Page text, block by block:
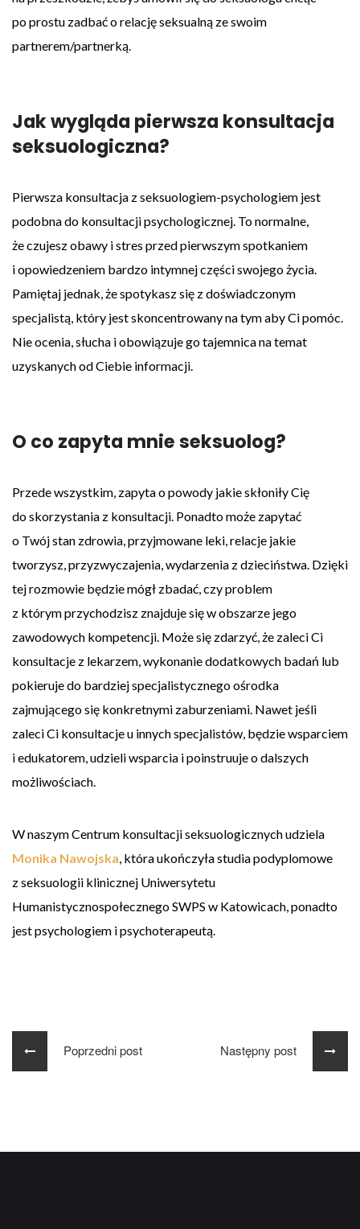
po prostu zadbać o relację seksualną ze swoim
partnerem/partnerką.
Jak wygląda pierwsza konsultacja
seksuologiczna?
Pierwsza konsultacja z seksuologiem-psychologiem jest
podobna do konsultacji psychologicznej. To normalne,
że czujesz obawy i stres przed pierwszym spotkaniem
i opowiedzeniem bardzo intymnej części swojego życia.
Pamiętaj jednak, że spotykasz się z doświadczonym
specjalistą, który jest skoncentrowany na tym aby Ci pomóc.
Nie ocenia, słucha i obowiązuje go tajemnica na temat
uzyskanych od Ciebie informacji.
O co zapyta mnie seksuolog?
Przede wszystkim, zapyta o powody jakie skłoniły Cię
do skorzystania z konsultacji. Ponadto może zapytać
o Twój stan zdrowia, przyjmowane leki, relacje jakie
tworzysz, przyzwyczajenia, wydarzenia z dzieciństwa. Dzięki
tej rozmowie będzie mógł zbadać, czy problem
z którym przychodzisz znajduje się w obszarze jego
zawodowych kompetencji. Może się zdarzyć, że zaleci Ci
konsultacje z lekarzem, wykonanie dodatkowych badań lub
pokieruje do bardziej specjalistycznego ośrodka
zajmującego się konkretnymi zaburzeniami. Nawet jeśli
zaleci Ci konsultacje u innych specjalistów, będzie wsparciem
i edukatorem, udzieli wsparcia i poinstruuje o dalszych
możliwościach.
W naszym Centrum konsultacji seksuologicznych udziela
Monika Nawojska, która ukończyła studia podyplomowe
z seksuologii klinicznej Uniwersytetu
Humanistycznospołecznego SWPS w Katowicach, ponadto
jest psychologiem i psychoterapeutą.
Poprzedni post Następny post